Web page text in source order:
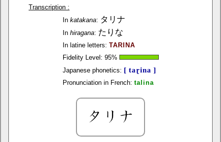
Transcription :
In katakana: タリナ
In hiragana: たりな
In latine letters: TARINA
Fidelity Level: 95%
Japanese phonetics: [ taɽina ]
Pronunciation in French: talina